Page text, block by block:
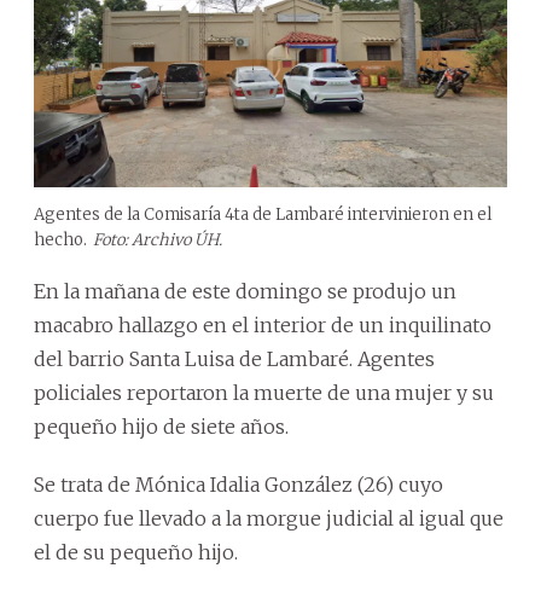
Agentes de la Comisaría 4ta de Lambaré intervinieron en el
hecho. Foto: Archivo ÚH.
En la mañana de este domingo se produjo un
macabro hallazgo en el interior de un inquilinato
del barrio Santa Luisa de Lambaré. Agentes
policiales reportaron la muerte de una mujer y su
pequeño hijo de siete años.
Se trata de Mónica Idalia González (26) cuyo
cuerpo fue llevado a la morgue judicial al igual que
el de su pequeño hijo.